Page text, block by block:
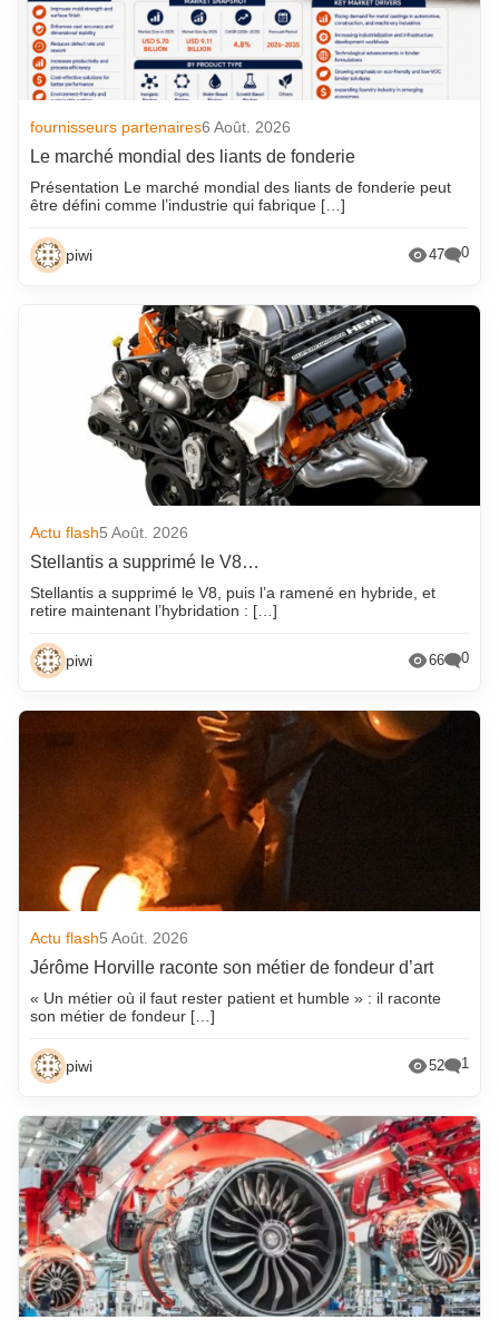
fournisseurs partenaires6 Août. 2026
Le marché mondial des liants de fonderie
Présentation Le marché mondial des liants de fonderie peut
être défini comme l’industrie qui fabrique […]
piwi 47 0
Actu flash5 Août. 2026
Stellantis a supprimé le V8…
Stellantis a supprimé le V8, puis l’a ramené en hybride, et
retire maintenant l’hybridation : […]
piwi 66 0
Actu flash5 Août. 2026
Jérôme Horville raconte son métier de fondeur d’art
« Un métier où il faut rester patient et humble » : il raconte
son métier de fondeur […]
piwi 52 1